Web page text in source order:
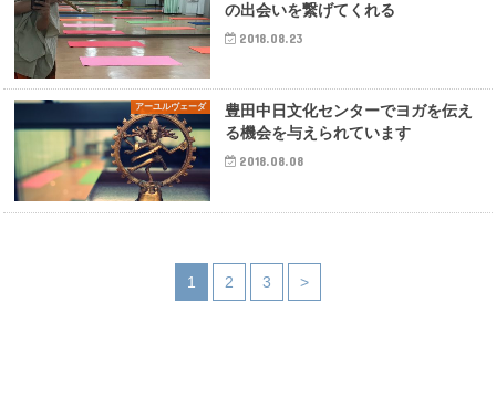
の出会いを繋げてくれる
2018.08.23
アーユルヴェーダ
豊田中日文化センターでヨガを伝え
る機会を与えられています
2018.08.08
1 2 3 >